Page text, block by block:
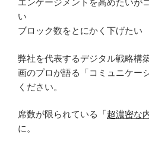
エンゲージメントを高めたいが
い
ブロック数をとにかく下げたい
弊社を代表するデジタル戦略構
画のプロが語る「コミュニケー
ください。
席数が限られている「超濃密な
に。